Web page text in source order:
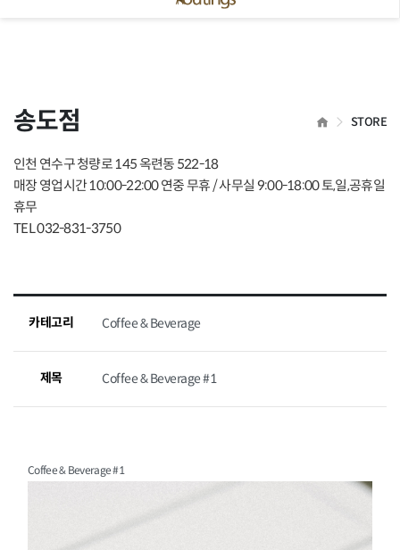
송도점
인천 연수구 청량로 145 옥련동 522-18
매장 영업시간 10:00-22:00 연중 무휴 / 사무실 9:00-18:00 토,일,공휴일
휴무
TEL 032-831-3750
HOMESTORE
카테고리 Coffee & Beverage
제목 Coffee & Beverage #1
Coffee & Beverage #1